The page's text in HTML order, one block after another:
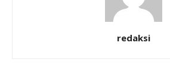
redaksi